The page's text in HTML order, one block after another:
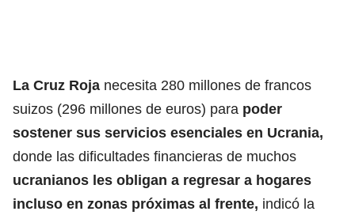
La Cruz Roja necesita 280 millones de francos
suizos (296 millones de euros) para poder
sostener sus servicios esenciales en Ucrania,
donde las dificultades financieras de muchos
ucranianos les obligan a regresar a hogares
incluso en zonas próximas al frente, indicó la